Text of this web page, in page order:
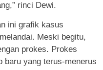
rinci Dewi.
ini grafik kasus
Meski begitu,
prokes. Prokes
baru yang terus-menerus